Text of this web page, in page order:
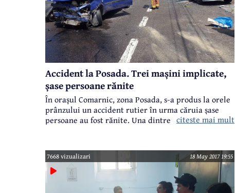
Accident la Posada. Trei mașini implicate,
șase persoane rănite
În orașul Comarnic, zona Posada, s-a produs la orele
prânzului un accident rutier în urma căruia șase
persoane au fost rănite. Una dintre victime a fost
fiind rănite mai ușor.
citeste mai mult
7668 vizualizari 18 May 2017 19:55